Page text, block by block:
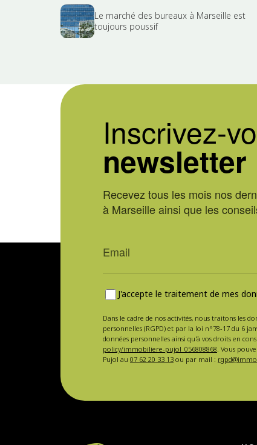
Le marché des bureaux à Marseille est
toujours poussif
Inscrivez-
newsletter
Recevez tous les mois nos
à Marseille ainsi que les
J'accepte le traitement de mes
Dans le cadre de nos activités, nous traitons les
personnelles (RGPD) et par la loi n°78-17 du 6
données personnelles ainsi qu'à vos droits en
policy/immobiliere-pujol_056808868. Vous
Pujol au 07 62 20 33 13 ou par mail :